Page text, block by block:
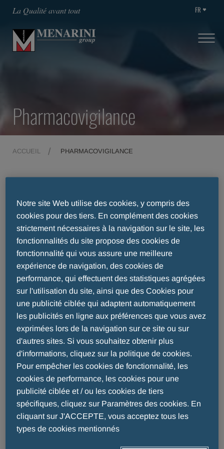
La Qualité avant tout FR
Pharmacovigilance
ACCUEIL PHARMACOVIGILANCE
Pharmacovigilance: que
signifie surveiller les
médicaments?
LA SÉCURITÉ DES MÉDICAMENTS POUR
MENARINI
Menarini surveille la sécurité d'un médicament
même après sa mise sur le marché, depuis sa
prescription par le médecin jusqu'à son utilisation
par le patient (et même après).
Cette surveillance est assurée par un outil
important, la pharmacovigilance, qui veille à ce
que tout type de problème de sécurité pouvant
survenir après l'utilisation d'un médicament soit
Notre site Web utilise des cookies, y compris des
cookies pour des tiers. En complément des cookies
strictement nécessaires à la navigation sur le site, les
fonctionnalités du site propose des cookies de
fonctionnalité qui vous assure une meilleure
expérience de navigation, des cookies de
performance, qui effectuent des statistiques agrégées
sur l'utilisation du site, ainsi que des Cookies pour
une publicité ciblée qui adaptent automatiquement
les publicités en ligne aux préférences que vous avez
exprimées lors de la navigation sur ce site ou sur
d'autres sites. Si vous souhaitez obtenir plus
d'informations, cliquez sur la politique de cookies.
Pour empêcher les cookies de fonctionnalité, les
cookies de performance, les cookies pour une
publicité ciblée et / ou les cookies de tiers
spécifiques, cliquez sur Paramètres des cookies. En
cliquant sur J'ACCEPTE, vous acceptez tous les
types de cookies mentionnés